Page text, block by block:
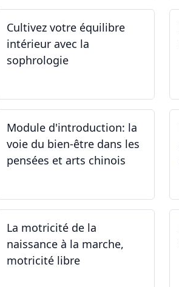
Cultivez votre équilibre
intérieur avec la
sophrologie
Module d'introduction: la
voie du bien-être dans les
pensées et arts chinois
La motricité de la
naissance à la marche,
motricité libre